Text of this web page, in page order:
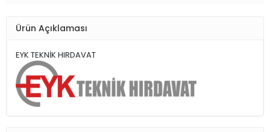
Ürün Açıklaması
EYK TEKNİK HIRDAVAT